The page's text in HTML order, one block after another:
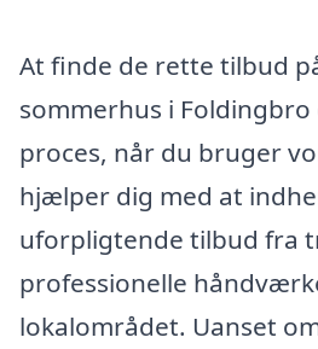
At finde de rette tilbud
sommerhus i Foldingbro
proces, når du bruger
hjælper dig med at
uforpligtende tilbud fra
professionelle
lokalområdet. Uanset